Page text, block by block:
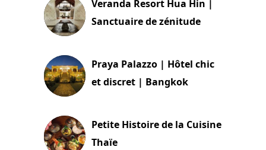
Veranda Resort Hua Hin |
Sanctuaire de zénitude
Praya Palazzo | Hôtel chic
et discret | Bangkok
Petite Histoire de la Cuisine
Thaïe